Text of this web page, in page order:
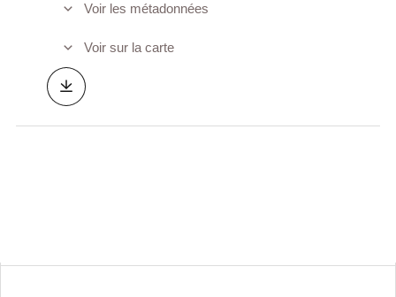
Voir les métadonnées
Voir sur la carte